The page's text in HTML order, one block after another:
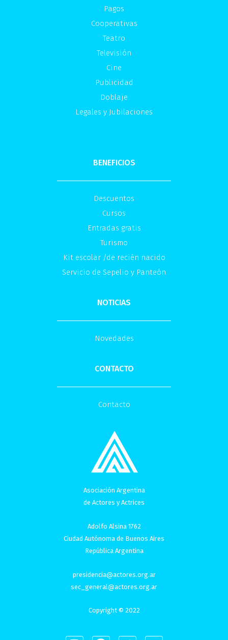
Pagos
Cooperativas
Teatro
Televisión
Cine
Publicidad
Doblaje
Legales y Jubilaciones
BENEFICIOS
Descuentos
Cursos
Entradas gratis
Turismo
Kit escolar /de recién nacido
Servicio de Sepelio y Panteón
NOTICIAS
Novedades
CONTACTO
Contacto
Asociación Argentina
de Actores y Actrices
Adolfo Alsina 1762
Ciudad Autónoma de Buenos Aires
República Argentina
presidencia@actores.org.ar
sec_general@actores.org.ar
Copyright © 2022
I
F
T
Y